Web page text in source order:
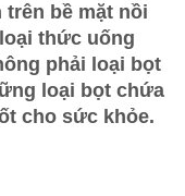
bề mặt nồi
thức uống
phải loại bọt
loại bọt chứa
cho sức khỏe.